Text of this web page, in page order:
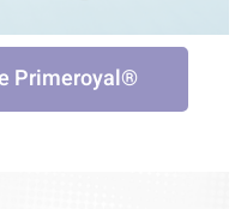
Primeroyal®